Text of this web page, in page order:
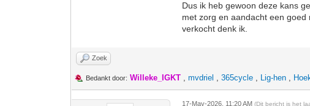
Dus ik heb gewoon deze kans
met zorg en aandacht een
verkocht denk ik.
Zoek
Bedankt door: Willeke_IGKT ,mvdriel ,365cycle , Lig-hen ,
17-May-2026, 11:20 AM(Dit bericht is het